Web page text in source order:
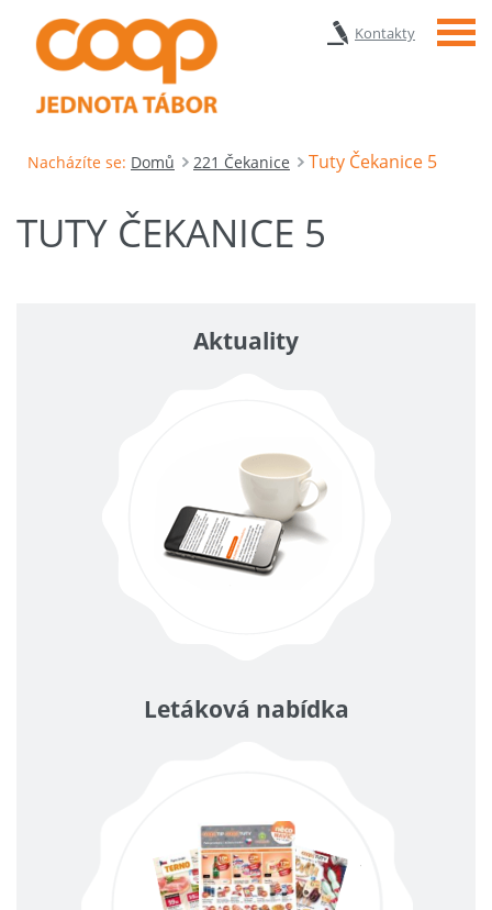
Kontakty Menu
Nacházíte se: Domů 221 Čekanice Tuty Čekanice 5
TUTY ČEKANICE 5
Aktuality
Letáková nabídka